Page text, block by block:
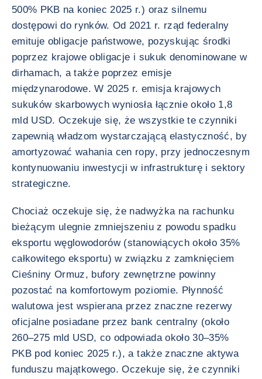
500% PKB na koniec 2025 r.) oraz silnemu
dostępowi do rynków. Od 2021 r. rząd federalny
emituje obligacje państwowe, pozyskując środki
poprzez krajowe obligacje i sukuk denominowane w
dirhamach, a także poprzez emisje
międzynarodowe. W 2025 r. emisja krajowych
sukuków skarbowych wyniosła łącznie około 1,8
mld USD. Oczekuje się, że wszystkie te czynniki
zapewnią władzom wystarczającą elastyczność, by
amortyzować wahania cen ropy, przy jednoczesnym
kontynuowaniu inwestycji w infrastrukturę i sektory
strategiczne.
Chociaż oczekuje się, że nadwyżka na rachunku
bieżącym ulegnie zmniejszeniu z powodu spadku
eksportu węglowodorów (stanowiących około 35%
całkowitego eksportu) w związku z zamknięciem
Cieśniny Ormuz, bufory zewnętrzne powinny
pozostać na komfortowym poziomie. Płynność
walutowa jest wspierana przez znaczne rezerwy
oficjalne posiadane przez bank centralny (około
260–275 mld USD, co odpowiada około 30–35%
PKB pod koniec 2025 r.), a także znaczne aktywa
funduszu majątkowego. Oczekuje się, że czynniki